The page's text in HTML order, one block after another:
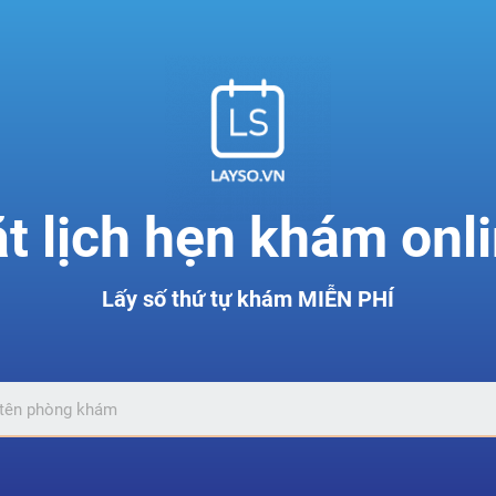
lịch hẹn khám
Lấy số thứ tự khám MIỄN PHÍ